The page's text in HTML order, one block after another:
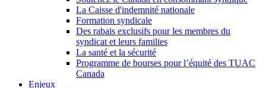
La Caisse d'indemnité nationale
Formation syndicale
Des rabais exclusifs pour les membres du
syndicat et leurs families
La santé et la sécurité
Programme de bourses pour l’équité des TUAC
Canada
Enjeux